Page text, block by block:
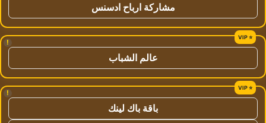
مشاركة ارباح ادسنس
!
عالم الشباب
!
باقة باك لينك